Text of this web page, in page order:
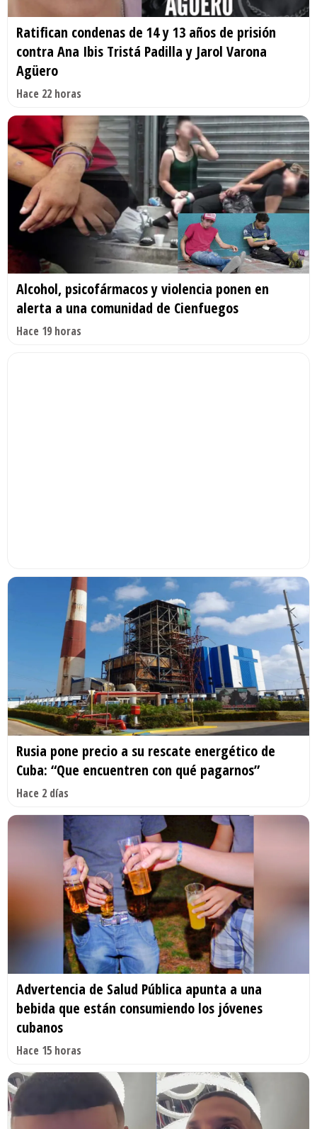
Ratifican condenas de 14 y 13 años de prisión
contra Ana Ibis Tristá Padilla y Jarol Varona
Agüero
Hace 22 horas
Alcohol, psicofármacos y violencia ponen en
alerta a una comunidad de Cienfuegos
Hace 19 horas
Rusia pone precio a su rescate energético de
Cuba: “Que encuentren con qué pagarnos”
Hace 2 días
Advertencia de Salud Pública apunta a una
bebida que están consumiendo los jóvenes
cubanos
Hace 15 horas